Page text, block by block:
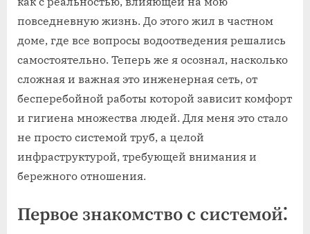
повседневную жизнь. До этого жил в частном
доме, где все вопросы водоотведения решались
самостоятельно. Теперь же я осознал, насколько
сложная и важная это инженерная сеть, от
бесперебойной работы которой зависит комфорт
и гигиена множества людей. Для меня это стало
не просто системой труб, а целой
инфраструктурой, требующей внимания и
бережного отношения.
Первое знакомство с системой⁚